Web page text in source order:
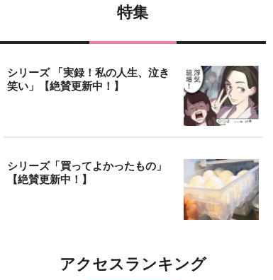
特集
シリーズ 「実録！私の人生、泣き
笑い」【絶賛更新中！】
シリーズ「買ってよかったもの」
【絶賛更新中！】
アクセスランキング